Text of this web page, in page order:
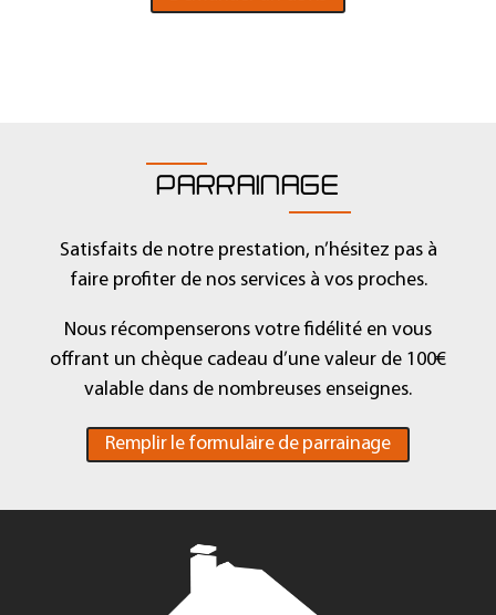
PARRAINAGE
Satisfaits de notre prestation, n’hésitez pas à
faire profiter de nos services à vos proches.
Nous récompenserons votre fidélité en vous
offrant un chèque cadeau d’une valeur de 100€
valable dans de nombreuses enseignes.
Remplir le formulaire de parrainage